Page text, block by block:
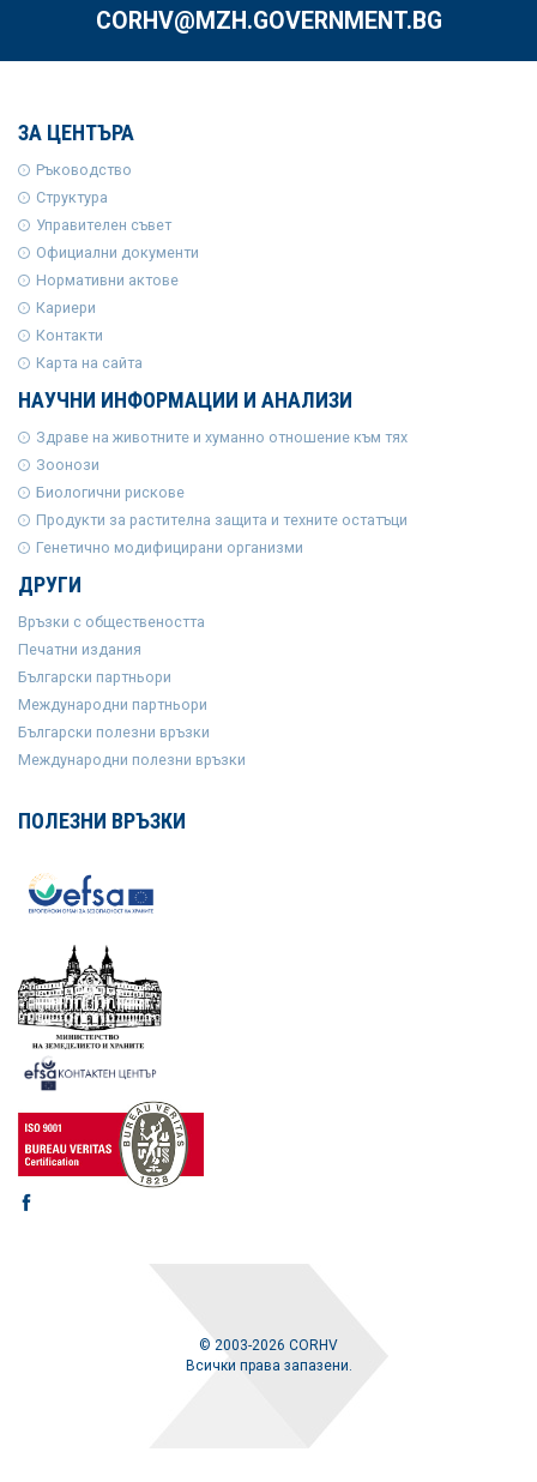
CORHV@MZH.GOVERNMENT.BG
ЗА ЦЕНТЪРА
Ръководство
Структура
Управителен съвет
Официални документи
Нормативни актове
Кариери
Контакти
Карта на сайта
НАУЧНИ ИНФОРМАЦИИ И АНАЛИЗИ
Здраве на животните и хуманно отношение към тях
Зоонози
Биологични рискове
Продукти за растителна защита и техните остатъци
Генетично модифицирани организми
ДРУГИ
Връзки с обществеността
Печатни издания
Български партньори
Международни партньори
Български полезни връзки
Международни полезни връзки
ПОЛЕЗНИ ВРЪЗКИ
© 2003-2026 CORHV
Всички права запазени.